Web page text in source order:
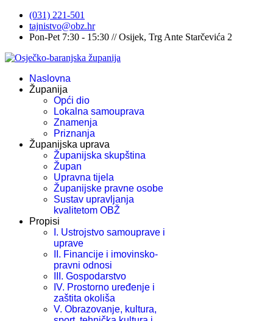
(031) 221-501
tajnistvo@obz.hr
Pon-Pet 7:30 - 15:30 // Osijek, Trg Ante Starčevića 2
Naslovna
Županija
Opći dio
Lokalna samouprava
Znamenja
Priznanja
Županijska uprava
Županijska skupština
Župan
Upravna tijela
Županijske pravne osobe
Sustav upravljanja
kvalitetom OBŽ
Propisi
I. Ustrojstvo samouprave i
uprave
II. Financije i imovinsko-
pravni odnosi
III. Gospodarstvo
IV. Prostorno uređenje i
zaštita okoliša
V. Obrazovanje, kultura,